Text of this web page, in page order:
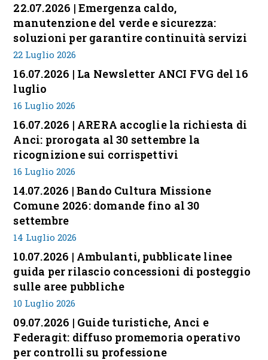
22.07.2026 | Emergenza caldo,
manutenzione del verde e sicurezza:
soluzioni per garantire continuità servizi
22 Luglio 2026
16.07.2026 | La Newsletter ANCI FVG del 16
luglio
16 Luglio 2026
16.07.2026 | ARERA accoglie la richiesta di
Anci: prorogata al 30 settembre la
ricognizione sui corrispettivi
16 Luglio 2026
14.07.2026 | Bando Cultura Missione
Comune 2026: domande fino al 30
settembre
14 Luglio 2026
10.07.2026 | Ambulanti, pubblicate linee
guida per rilascio concessioni di posteggio
sulle aree pubbliche
10 Luglio 2026
09.07.2026 | Guide turistiche, Anci e
Federagit: diffuso promemoria operativo
per controlli su professione